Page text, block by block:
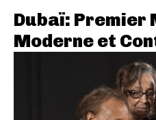
Dubaï: Premier
Moderne et